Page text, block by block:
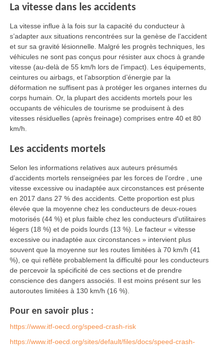
La vitesse dans les accidents
La vitesse influe à la fois sur la capacité du conducteur à
s’adapter aux situations rencontrées sur la genèse de l’accident
et sur sa gravité lésionnelle. Malgré les progrès techniques, les
véhicules ne sont pas conçus pour résister aux chocs à grande
vitesse (au-delà de 55 km/h lors de l’impact). Les équipements,
ceintures ou airbags, et l’absorption d’énergie par la
déformation ne suffisent pas à protéger les organes internes du
corps humain. Or, la plupart des accidents mortels pour les
occupants de véhicules de tourisme se produisent à des
vitesses résiduelles (après freinage) comprises entre 40 et 80
km/h.
Les accidents mortels
Selon les informations relatives aux auteurs présumés
d’accidents mortels renseignées par les forces de l’ordre , une
vitesse excessive ou inadaptée aux circonstances est présente
en 2017 dans 27 % des accidents. Cette proportion est plus
élevée que la moyenne chez les conducteurs de deux-roues
motorisés (44 %) et plus faible chez les conducteurs d'utilitaires
légers (18 %) et de poids lourds (13 %). Le facteur « vitesse
excessive ou inadaptée aux circonstances » intervient plus
souvent que la moyenne sur les routes limitées à 70 km/h (41
%), ce qui reflète probablement la difficulté pour les conducteurs
de percevoir la spécificité de ces sections et de prendre
conscience des dangers associés. Il est moins présent sur les
autoroutes limitées à 130 km/h (16 %).
Pour en savoir plus :
https://www.itf-oecd.org/speed-crash-risk
https://www.itf-oecd.org/sites/default/files/docs/speed-crash-